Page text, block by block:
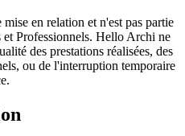
en relation et n'est pas partie
Professionnels. Hello Archi ne
des prestations réalisées, des
ou de l'interruption temporaire